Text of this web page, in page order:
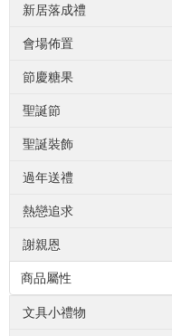
新居落成禮
會場佈置
節慶糖果
聖誕節
聖誕裝飾
過年送禮
熱戀追求
謝親恩
商品屬性
文具小禮物